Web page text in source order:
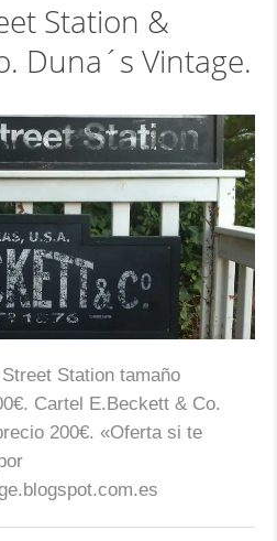
Station &
Duna´s Vintage.
Station tamaño
Cartel E.Beckett & Co.
200€. «Oferta si te